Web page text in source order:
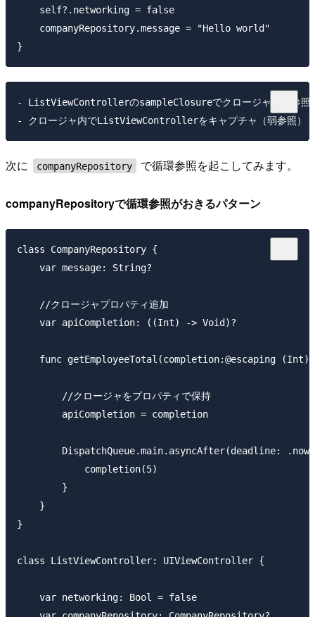
    self?.networking = false
    companyRepository.message = "Hello world"
- ListViewControllerのsampleClosureでクロージャを強参照
次に companyRepository で循環参照を起こしてみます。
companyRepositoryで循環参照がおきるパターン
class CompanyRepository {
    var message: String?
    //クロージャプロパティ追加
    var apiCompletion: ((Int) -> Void)?
func getEmployeeTotal(completion:@escaping (Int)
        //クロージャをプロパティで保持
        apiCompletion = completion
DispatchQueue.main.asyncAfter(deadline:
            completion(5)
        }
    }
}
class ListViewController: UIViewController {
    var networking: Bool = false